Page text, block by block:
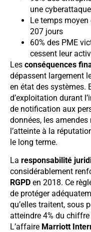
une
Le temps moyen
207 jours
60% des PME
cessent leur
Les conséquences
dépassent largement
en état des systèmes.
d’exploitation durant
de notification aux
données, les
l’atteinte à la
le long terme.
La responsabilité
considérablement
RGPD en 2018. Ce
de protéger
qu’elles traitent, sous
atteindre 4% du
L’affaire Marriott